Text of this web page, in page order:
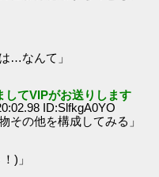
…なんて」
してVIPがお送りします
ID:SlfkgA0YO
その他を構成してみる」
)」